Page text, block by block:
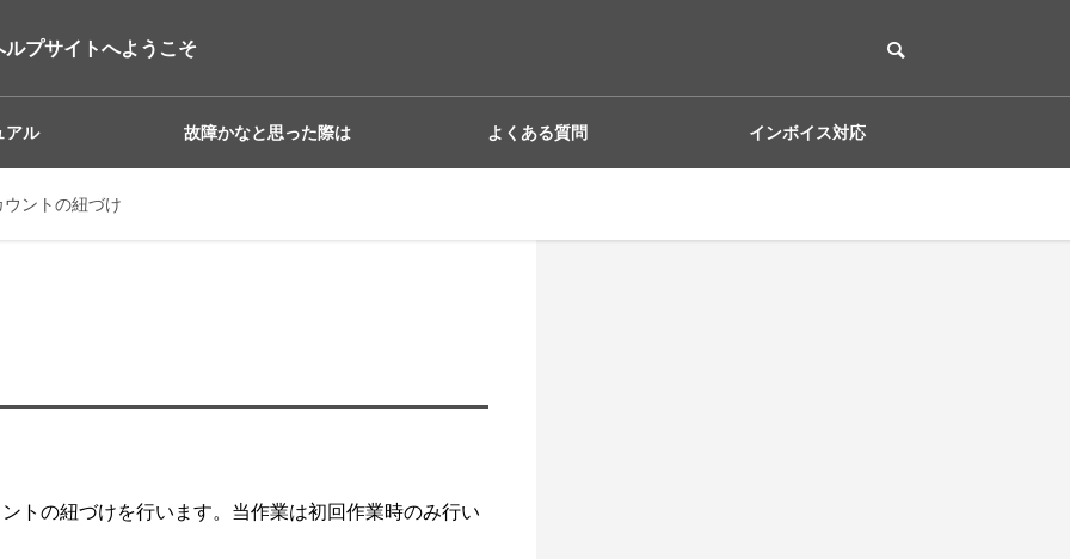
ルプサイトへようこそ
アル 故障かなと思った際は よくある質問 インボイス対応
ウントの紐づけ
トの紐づけを行います。当作業は初回作業時のみ行い